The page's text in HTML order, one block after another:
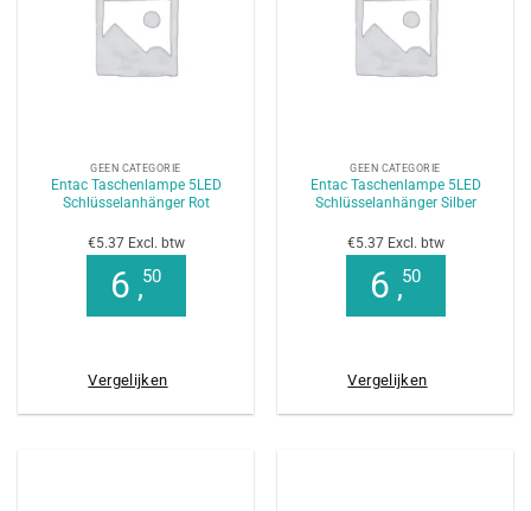
GEEN CATEGORIE
Entac Taschenlampe 5LED
Schlüsselanhänger Rot
€5.37 Excl. btw
6 ,50
Vergelijken
GEEN CATEGORIE
Entac Taschenlampe 5LED
Schlüsselanhänger Silber
€5.37 Excl. btw
6 ,50
Vergelijken